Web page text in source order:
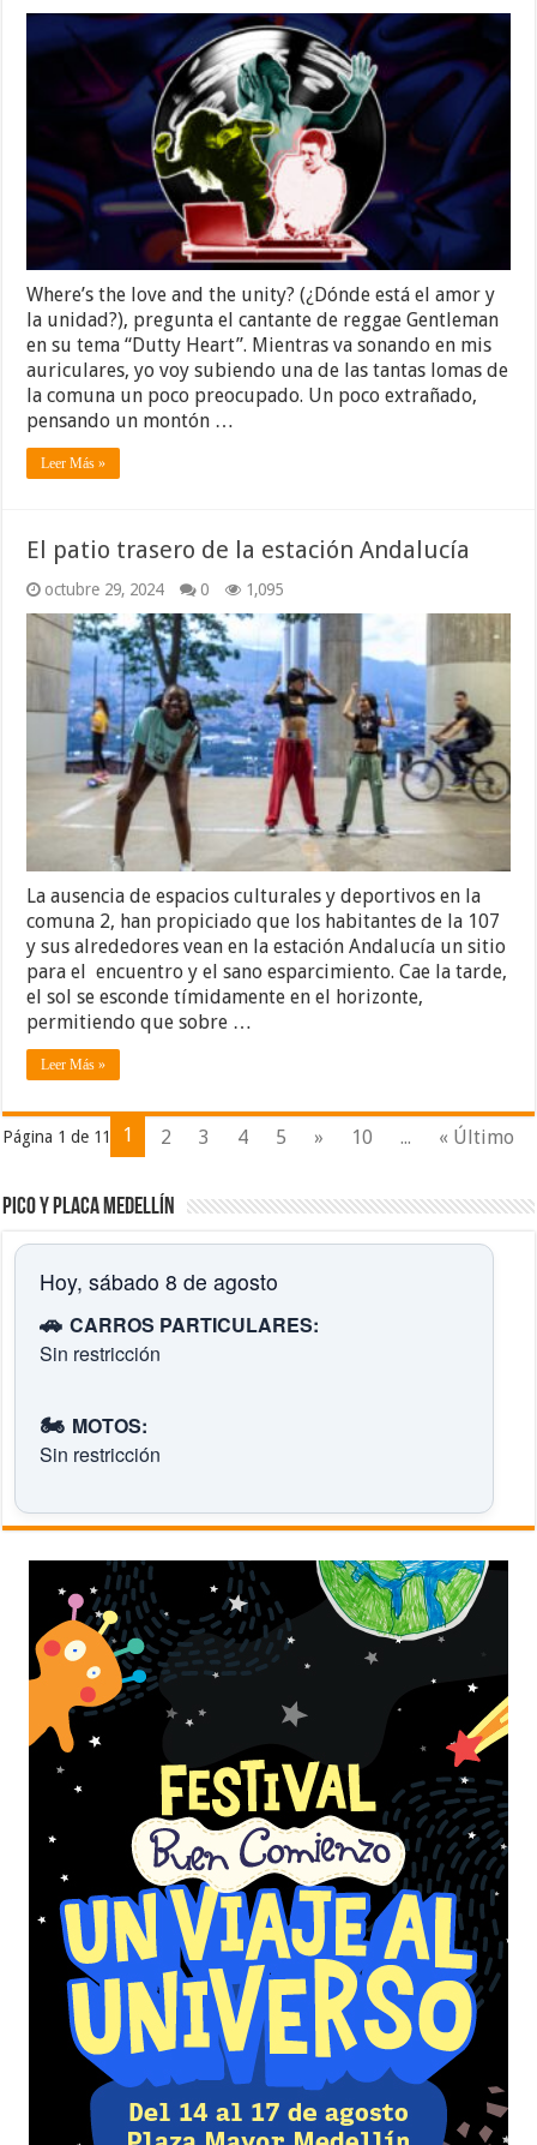
Where’s the love and the unity? (¿Dónde está el amor y
la unidad?), pregunta el cantante de reggae Gentleman
en su tema “Dutty Heart”. Mientras va sonando en mis
auriculares, yo voy subiendo una de las tantas lomas de
la comuna un poco preocupado. Un poco extrañado,
pensando un montón …
Leer Más »
El patio trasero de la estación Andalucía
octubre 29, 2024 0 1,095
La ausencia de espacios culturales y deportivos en la
comuna 2, han propiciado que los habitantes de la 107
y sus alrededores vean en la estación Andalucía un sitio
para el encuentro y el sano esparcimiento. Cae la tarde,
el sol se esconde tímidamente en el horizonte,
permitiendo que sobre …
Leer Más »
Página 1 de 11 1 2 3 4 5 » 10 ... « Último
Pico y placa Medellín
Hoy, sábado 8 de agosto
🚗 CARROS PARTICULARES:
Sin restricción
🏍️ MOTOS:
Sin restricción